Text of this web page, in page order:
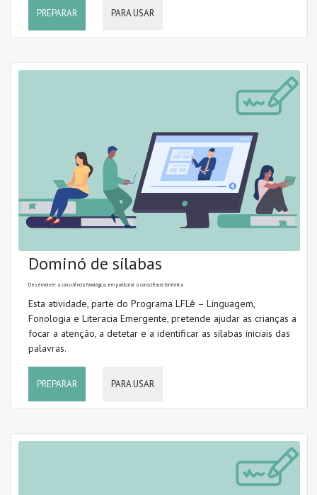
PREPARAR PARA USAR
Dominó de sílabas
Desenvolver a consciência fonológica, em particular a consciência fonémica
Esta atividade, parte do Programa LFLê – Linguagem,
Fonologia e Literacia Emergente, pretende ajudar as crianças a
focar a atenção, a detetar e a identificar as sílabas iniciais das
palavras.
PREPARAR PARA USAR